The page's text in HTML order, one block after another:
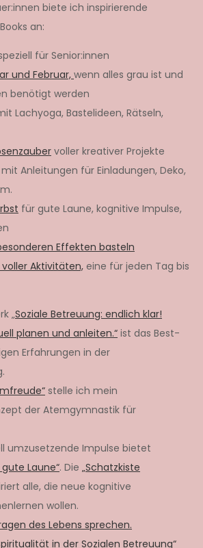
biete ich inspirierende
an:
für Senior:innen
und Februar, wenn alles grau ist und
benötigt werden
Lachyoga, Bastelideen, Rätseln,
voller kreativer Projekte
mit Anleitungen für Einladungen, Deko,
für gute Laune, kognitive Impulse,
Effekten basteln
Aktivitäten, eine für jeden Tag bis
„Soziale Betreuung: endlich klar!
planen und anleiten.“ ist das Best-
Erfahrungen in der
stelle ich mein
der Atemgymnastik für
umzusetzende Impulse bietet
Laune“. Die „Schatzkiste
alle, die neue kognitive
wollen.
des Lebens sprechen.
in der Sozialen Betreuung“